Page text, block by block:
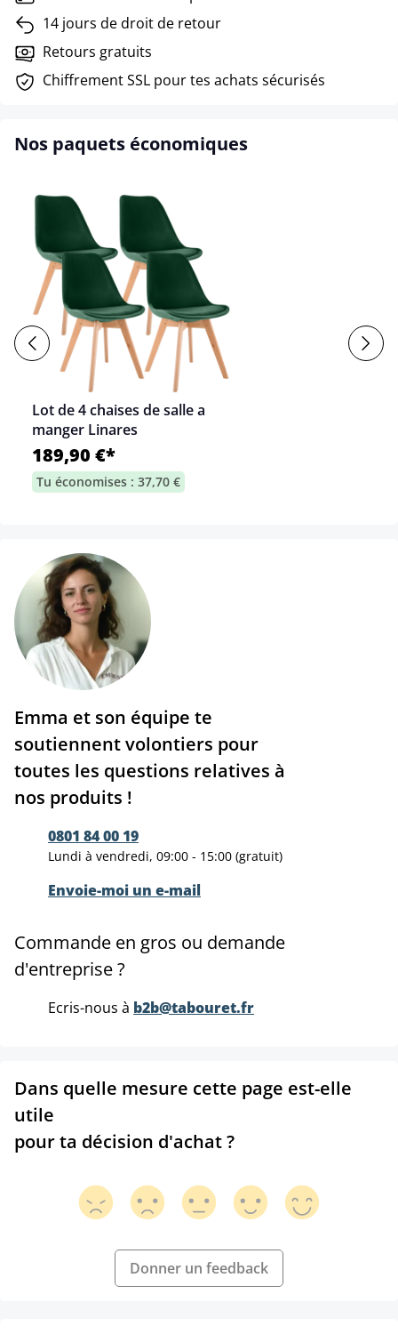
14 jours de droit de retour
Retours gratuits
Chiffrement SSL pour tes achats sécurisés
Nos paquets économiques
Lot de 4 chaises de salle a
manger Linares
189,90 €*
Tu économises : 37,70 €
Emma et son équipe te
soutiennent volontiers pour
toutes les questions relatives à
nos produits !
0801 84 00 19
Lundi à vendredi, 09:00 - 15:00 (gratuit)
Envoie-moi un e-mail
Commande en gros ou demande
d'entreprise ?
Ecris-nous à b2b@tabouret.fr
Dans quelle mesure cette page est-elle
utile
pour ta décision d'achat ?
Donner un feedback